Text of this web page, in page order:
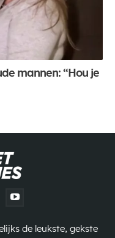
mannen: “Hou je
de leukste, gekste